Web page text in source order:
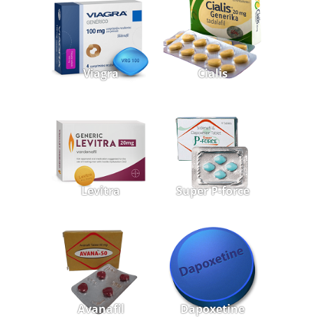
Viagra Cialis
Levitra Super P-force
Avanafil Dapoxetine